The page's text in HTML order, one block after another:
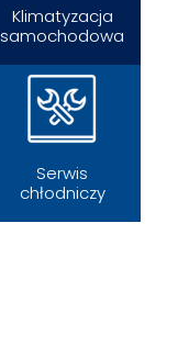
Klimatyzacja
samochodowa
Serwis
chłodniczy